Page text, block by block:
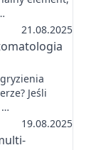
21.08.2025
Jeśli
…
19.08.2025